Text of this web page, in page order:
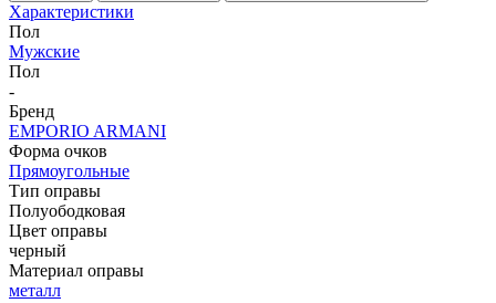
Характеристики
Пол
Мужские
Пол
-
Бренд
EMPORIO ARMANI
Форма очков
Прямоугольные
Тип оправы
Полуободковая
Цвет оправы
черный
Материал оправы
металл